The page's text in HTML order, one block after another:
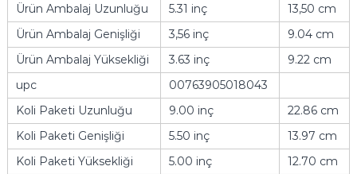
Ürün Ambalaj Uzunluğu
5.31 inç
13,50 cm
Ürün Ambalaj Genişliği
3,56 inç
9.04 cm
Ürün Ambalaj Yüksekliği
3.63 inç
9.22 cm
upc
00763905018043
Koli Paketi Uzunluğu
9.00 inç
22.86 cm
Koli Paketi Genişliği
5.50 inç
13.97 cm
Koli Paketi Yüksekliği
5.00 inç
12.70 cm